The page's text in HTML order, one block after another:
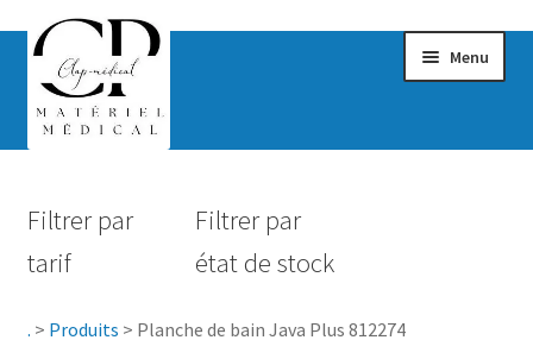
Menu
Hygiène
Filtrer par
tarif
Filtrer par
état de stock
. > Produits > Planche de bain Java Plus 812274